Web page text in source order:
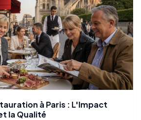
à Paris : L'Impact
la Qualité